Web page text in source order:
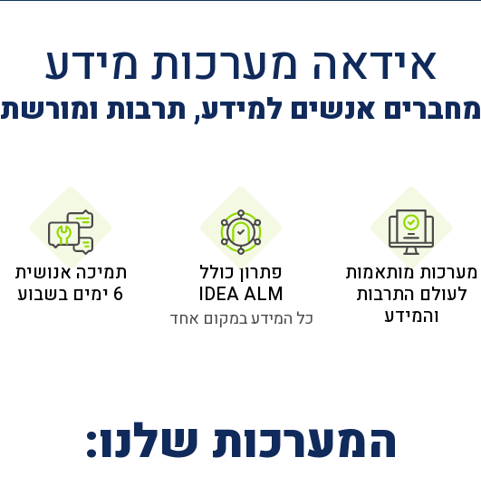
אידאה מערכות מידע
מחברים אנשים למידע, תרבות ומורשת
מערכות מותאמות
לעולם התרבות
והמידע
פתרון כולל
IDEA ALM
כל המידע במקום אחד
תמיכה אנושית
6 ימים בשבוע
המערכות שלנו: